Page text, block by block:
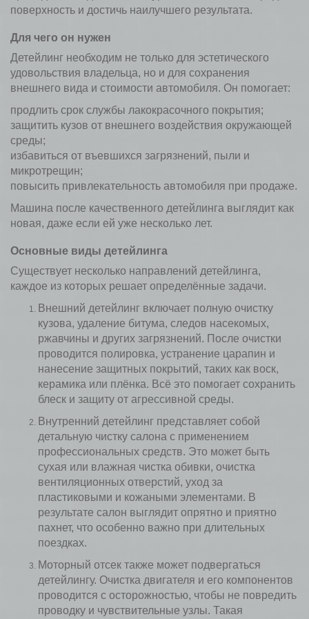
поверхность и достичь наилучшего результата.
Для чего он нужен
Детейлинг необходим не только для эстетического
удовольствия владельца, но и для сохранения
внешнего вида и стоимости автомобиля. Он помогает:
продлить срок службы лакокрасочного покрытия;
защитить кузов от внешнего воздействия окружающей
среды;
избавиться от въевшихся загрязнений, пыли и
микротрещин;
повысить привлекательность автомобиля при продаже.
Машина после качественного детейлинга выглядит как
новая, даже если ей уже несколько лет.
Основные виды детейлинга
Существует несколько направлений детейлинга,
каждое из которых решает определённые задачи.
Внешний детейлинг включает полную очистку
кузова, удаление битума, следов насекомых,
ржавчины и других загрязнений. После очистки
проводится полировка, устранение царапин и
нанесение защитных покрытий, таких как воск,
керамика или плёнка. Всё это помогает сохранить
блеск и защиту от агрессивной среды.
Внутренний детейлинг представляет собой
детальную чистку салона с применением
профессиональных средств. Это может быть
сухая или влажная чистка обивки, очистка
вентиляционных отверстий, уход за
пластиковыми и кожаными элементами. В
результате салон выглядит опрятно и приятно
пахнет, что особенно важно при длительных
поездках.
Моторный отсек также может подвергаться
детейлингу. Очистка двигателя и его компонентов
проводится с осторожностью, чтобы не повредить
проводку и чувствительные узлы. Такая